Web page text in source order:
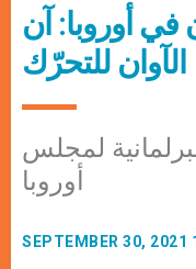
في أوروبا: آن
الآوان للتحرّك
لمجلس
أوروبا
SEPTEMBER 30, 2021